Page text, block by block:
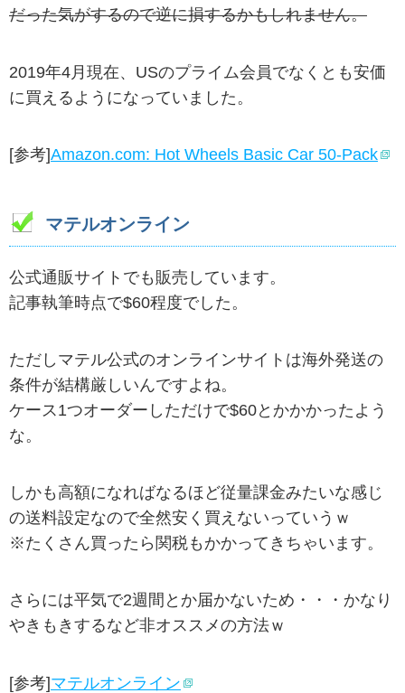
だった気がするので逆に損するかもしれません。
2019年4月現在、USのプライム会員でなくとも安価
に買えるようになっていました。
[参考]Amazon.com: Hot Wheels Basic Car 50-Pack
マテルオンライン
公式通販サイトでも販売しています。
記事執筆時点で$60程度でした。
ただしマテル公式のオンラインサイトは海外発送の
条件が結構厳しいんですよね。
ケース1つオーダーしただけで$60とかかかったよう
な。
しかも高額になればなるほど従量課金みたいな感じ
の送料設定なので全然安く買えないっていうｗ
※たくさん買ったら関税もかかってきちゃいます。
さらには平気で2週間とか届かないため・・・かなり
やきもきするなど非オススメの方法ｗ
[参考]マテルオンライン